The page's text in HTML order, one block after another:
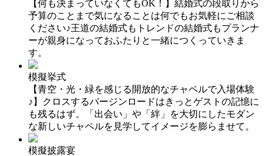
【何も決まっていなくてもOK！】結婚式の段取りから
予算のことまで気になることは何でもお気軽にご相談
ください♪王道の結婚式もトレンドの結婚式もプランナ
ーが親身になっておふたりと一緒につくっていきま
す。
模擬挙式
【青空・光・緑を感じる開放的なチャペルで入場体験
♪】クロスするバージンロードはきっとゲストの記憶に
も残るはず。「出会い」や「絆」を大切にしたモダン
な新しいチャペルを見学してイメージを膨らませて。
模擬披露宴